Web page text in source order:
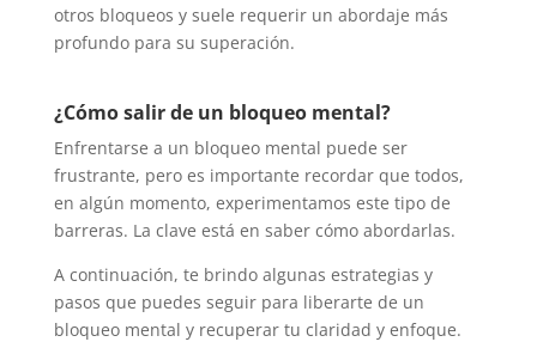
otros bloqueos y suele requerir un abordaje más
profundo para su superación.
¿Cómo salir de un bloqueo mental?
Enfrentarse a un bloqueo mental puede ser
frustrante, pero es importante recordar que todos,
en algún momento, experimentamos este tipo de
barreras. La clave está en saber cómo abordarlas.
A continuación, te brindo algunas estrategias y
pasos que puedes seguir para liberarte de un
bloqueo mental y recuperar tu claridad y enfoque.